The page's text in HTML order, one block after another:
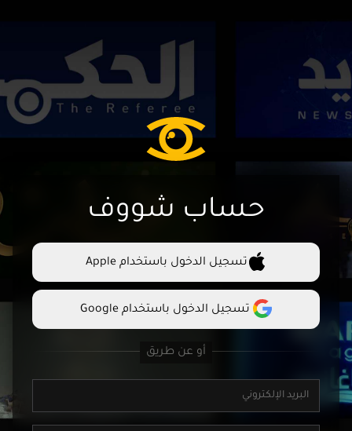
حساب شووف
تسجيل الدخول باستخدام Apple
تسجيل الدخول باستخدام Google